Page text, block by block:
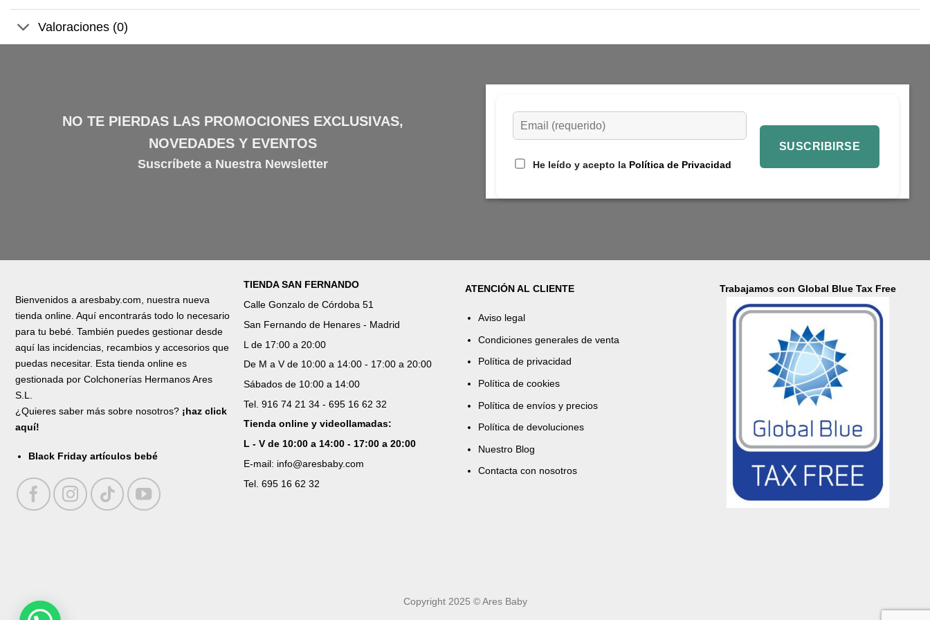
Valoraciones (0)
NO TE PIERDAS LAS PROMOCIONES EXCLUSIVAS,
NOVEDADES Y EVENTOS
Suscríbete a Nuestra Newsletter He leído y acepto la Política de Privacidad
Bienvenidos a aresbaby.com, nuestra nueva
tienda online. Aquí encontrarás todo lo necesario
para tu bebé. También puedes gestionar desde
aquí las incidencias, recambios y accesorios que
puedas necesitar. Esta tienda online es
gestionada por Colchonerías Hermanos Ares
S.L.
¿Quieres saber más sobre nosotros? ¡haz click
aquí!
Black Friday artículos bebé
TIENDA SAN FERNANDO
Calle Gonzalo de Córdoba 51
San Fernando de Henares - Madrid
L de 17:00 a 20:00
De M a V de 10:00 a 14:00 - 17:00 a 20:00
Sábados de 10:00 a 14:00
Tel. 916 74 21 34 - 695 16 62 32
Tienda online y videollamadas:
L - V de 10:00 a 14:00 - 17:00 a 20:00
E-mail: info@aresbaby.com
Tel. 695 16 62 32
ATENCIÓN AL CLIENTE
Aviso legal
Condiciones generales de venta
Política de privacidad
Política de cookies
Política de envíos y precios
Política de devoluciones
Nuestro Blog
Contacta con nosotros
Trabajamos con Global Blue Tax Free
Copyright 2025 © Ares Baby